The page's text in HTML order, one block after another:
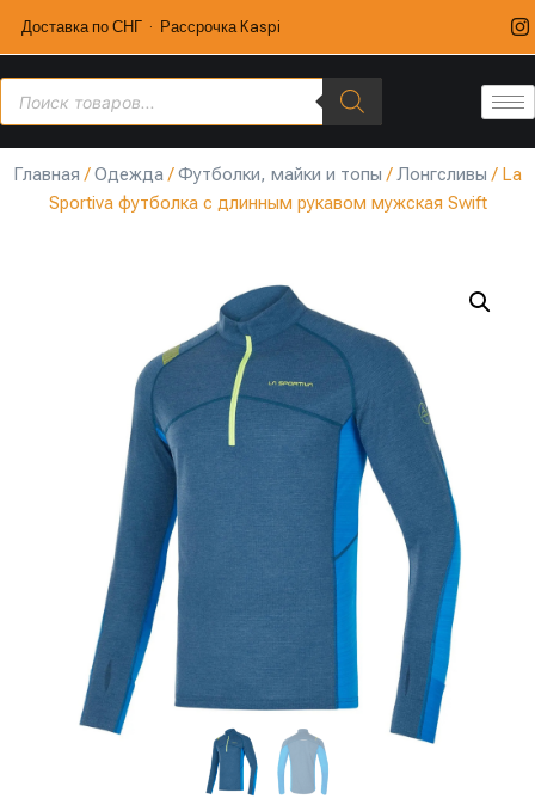
Доставка по СНГ · Рассрочка Kaspi
Главная /Одежда/Футболки, майки и топы /Лонгсливы / La
Sportiva футболка с длинным рукавом мужская Swift